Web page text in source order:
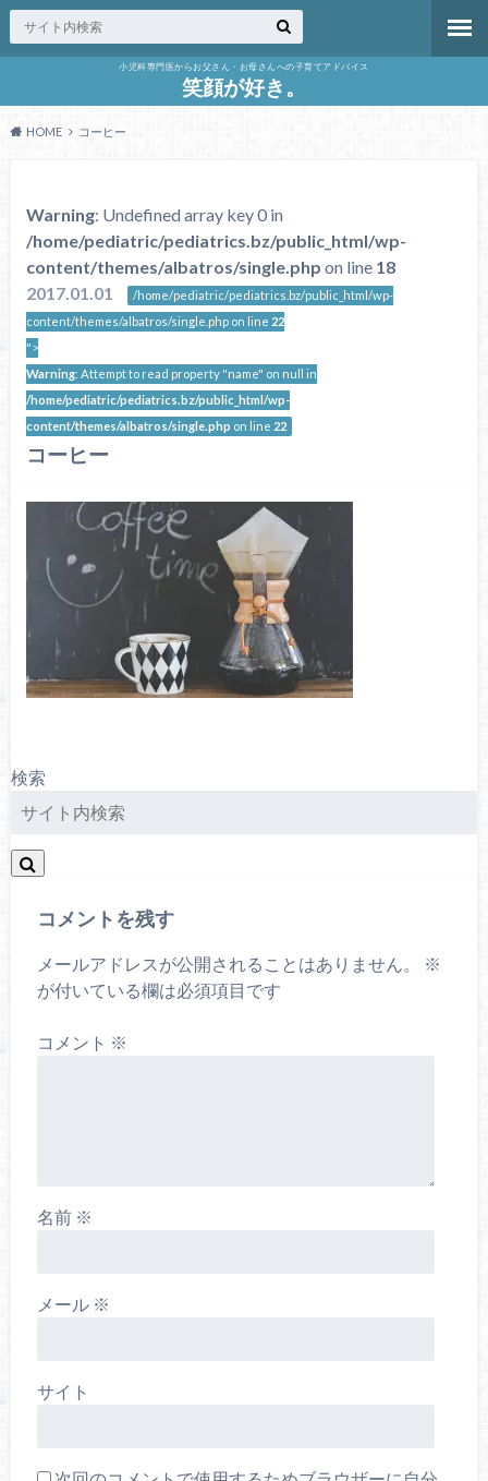
小児科専門医からお父さん・お母さんへの子育てアドバイス
笑顔が好き。
HOME コーヒー
Warning: Undefined array key 0 in
/home/pediatric/pediatrics.bz/public_html/wp-
content/themes/albatros/single.php on line 18
2017.01.01
/home/pediatric/pediatrics.bz/public_html/wp-
content/themes/albatros/single.php on line 22
">
Warning: Attempt to read property "name" on null in
/home/pediatric/pediatrics.bz/public_html/wp-
content/themes/albatros/single.php on line 22
コーヒー
検索
コメントを残す
メールアドレスが公開されることはありません。
※
が付いている欄は必須項目です
コメント ※
名前 ※
メール ※
サイト